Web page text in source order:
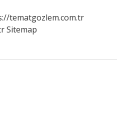
tematgozlem.com.tr
Sitemap